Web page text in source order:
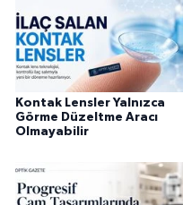
Kontak Lensler Yalnızca
Görme Düzeltme Aracı
Olmayabilir